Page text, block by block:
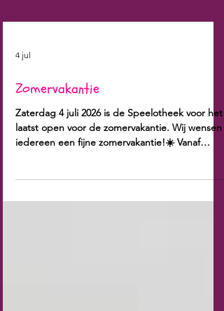
4 jul
Zomervakantie
Zaterdag 4 juli 2026 is de Speelotheek voor het
laatst open voor de zomervakantie. Wij wensen
iedereen een fijne zomervakantie!☀️ Vanaf